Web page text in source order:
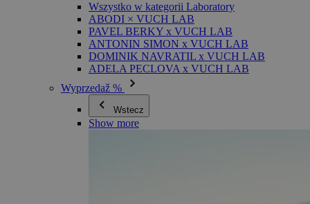
Wszystko w kategorii Laboratory
ABODI × VUCH LAB
PAVEL BERKY x VUCH LAB
ANTONIN SIMON x VUCH LAB
DOMINIK NAVRATIL x VUCH LAB
ADELA PECLOVA x VUCH LAB
Wyprzedaž %
Wstecz
Show more